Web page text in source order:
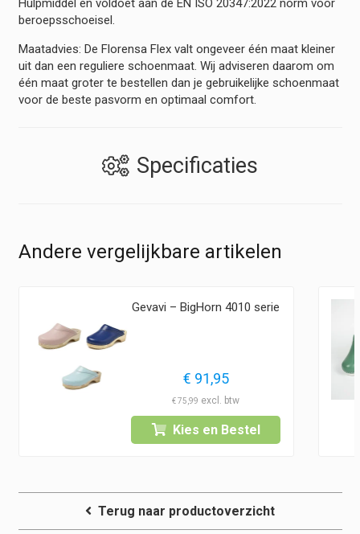
Hulpmiddel en voldoet aan de EN ISO 20347:2022 norm voor
beroepsschoeisel.
Maatadvies: De Florensa Flex valt ongeveer één maat kleiner
uit dan een reguliere schoenmaat. Wij adviseren daarom om
één maat groter te bestellen dan je gebruikelijke schoenmaat
voor de beste pasvorm en optimaal comfort.
Specificaties
Andere vergelijkbare artikelen
Gevavi – BigHorn 4010 serie
€ 91,95
€75,99
Kies en Bestel
Terug naar productoverzicht